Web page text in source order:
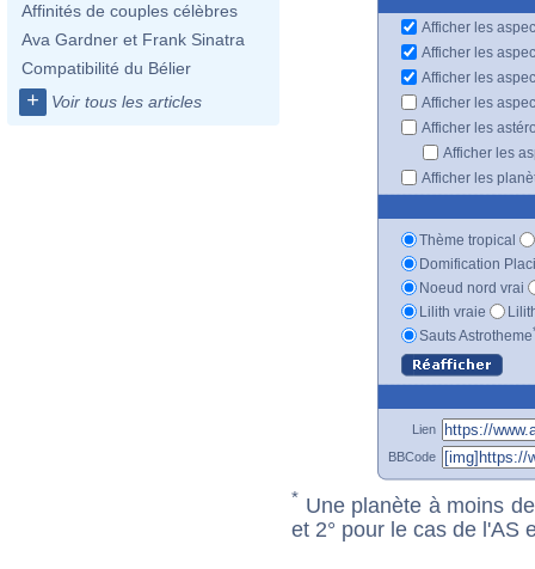
Affinités de couples célèbres
Ava Gardner et Frank Sinatra
Compatibilité du Bélier
+ Voir tous les articles
Afficher les
Afficher les
Afficher les
Afficher les
Afficher les
Afficher les
Afficher les
Thème tropical
Domification
Noeud nord vrai
Lilith vraie
Sauts Astrotheme
Lien
BBCode
* Une planète à moins
et 2° pour le cas de l'AS